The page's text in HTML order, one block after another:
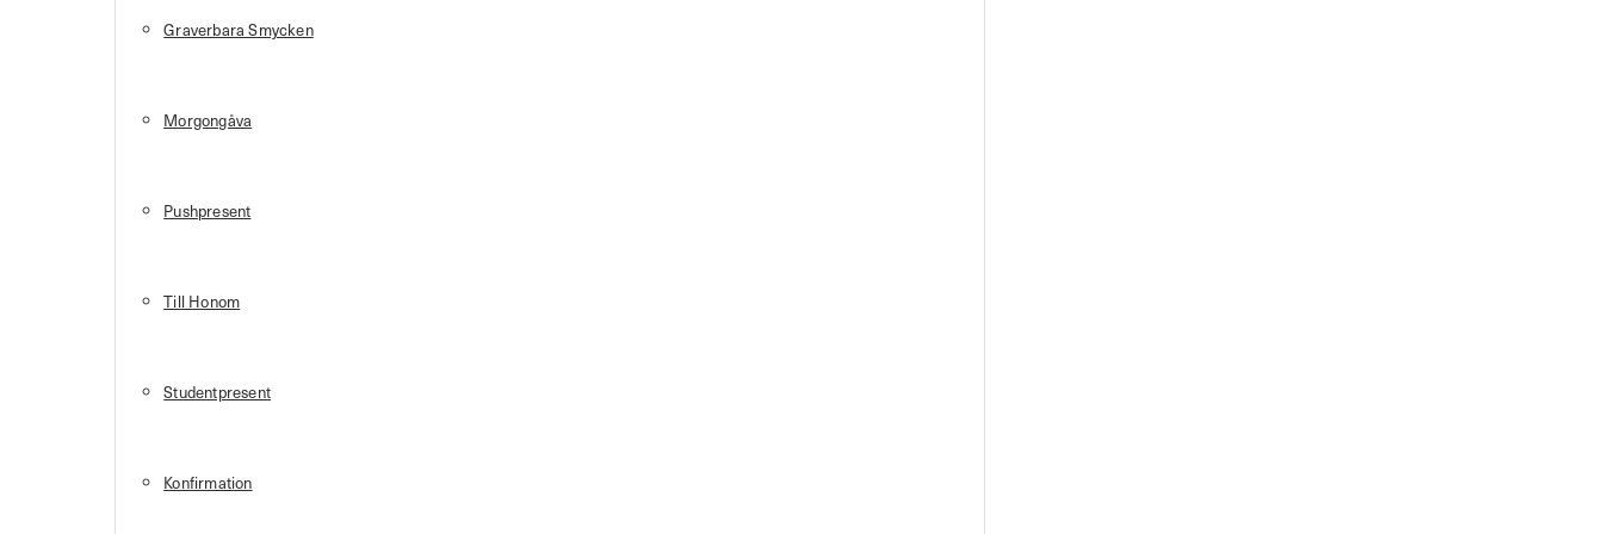
Graverbara Smycken
Morgongåva
Pushpresent
Till Honom
Studentpresent
Konfirmation